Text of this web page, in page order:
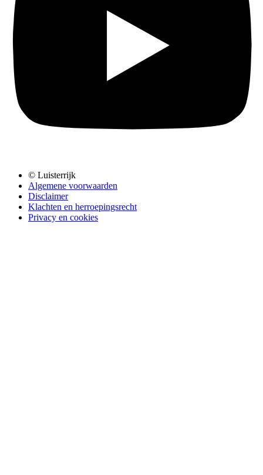
© Luisterrijk
Algemene voorwaarden
Disclaimer
Klachten en herroepingsrecht
Privacy en cookies